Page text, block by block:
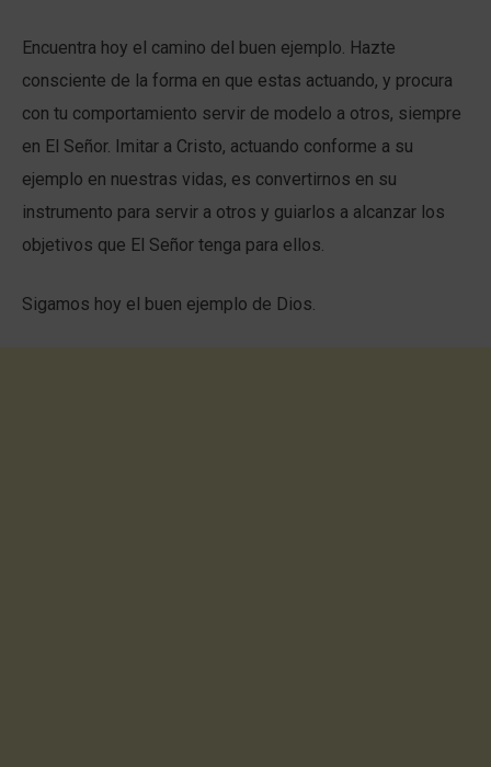
Encuentra hoy el camino del buen ejemplo. Hazte
consciente de la forma en que estas actuando, y procura
con tu comportamiento servir de modelo a otros, siempre
en El Señor. Imitar a Cristo, actuando conforme a su
ejemplo en nuestras vidas, es convertirnos en su
instrumento para servir a otros y guiarlos a alcanzar los
objetivos que El Señor tenga para ellos.
Sigamos hoy el buen ejemplo de Dios.